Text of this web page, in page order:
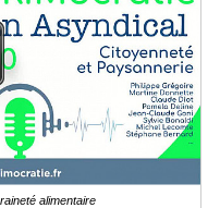
alimentaire